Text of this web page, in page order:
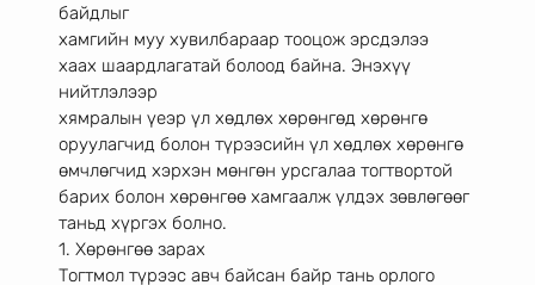
байдлыг
хамгийн муу хувилбараар тооцож эрсдэлээ
хаах шаардлагатай болоод байна. Энэхүү
нийтлэлээр
хямралын үеэр үл хөдлөх хөрөнгөд хөрөнгө
оруулагчид болон түрээсийн үл хөдлөх хөрөнгө
өмчлөгчид хэрхэн мөнгөн урсгалаа тогтвортой
барих болон хөрөнгөө хамгаалж үлдэх зөвлөгөөг
таньд хүргэх болно.
1. Хөрөнгөө зарах
Тогтмол түрээс авч байсан байр тань орлого